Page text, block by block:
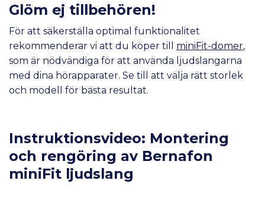
Glöm ej tillbehören!
För att säkerställa optimal funktionalitet
rekommenderar vi att du köper till miniFit-domer,
som är nödvändiga för att använda ljudslangarna
med dina hörapparater. Se till att välja rätt storlek
och modell för bästa resultat.
Instruktionsvideo: Montering
och rengöring av Bernafon
miniFit ljudslang